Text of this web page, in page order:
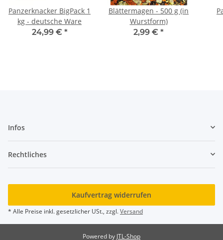
Panzerknacker BigPack 1
kg - deutsche Ware
24,99 € *
Blättermagen - 500 g (in
Wurstform)
2,99 € *
Infos
Rechtliches
Kaufvertrag widerrufen
* Alle Preise inkl. gesetzlicher USt., zzgl.Versand
Powered by JTL-Shop